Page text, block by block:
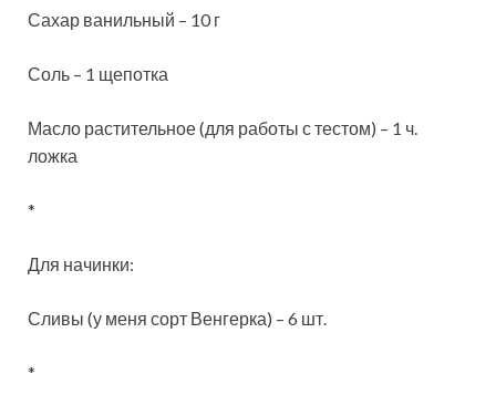
Сахар ванильный – 10 г
Соль – 1 щепотка
Масло растительное (для работы с тестом) – 1 ч.
ложка
*
Для начинки:
Сливы (у меня сорт Венгерка) – 6 шт.
*